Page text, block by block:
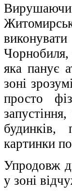
Чорнобиля,
яка панує
зоні
просто
будинків,
картинки
Упродовж
у зоні